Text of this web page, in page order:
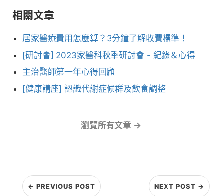
相關文章
居家醫療費用怎麼算？3分鐘了解收費標準！
[研討會] 2023家醫科秋季研討會 - 紀錄＆心得
主治醫師第一年心得回顧
[健康講座] 認識代謝症候群及飲食調整
瀏覽所有文章 →
← PREVIOUS POST NEXT POST →